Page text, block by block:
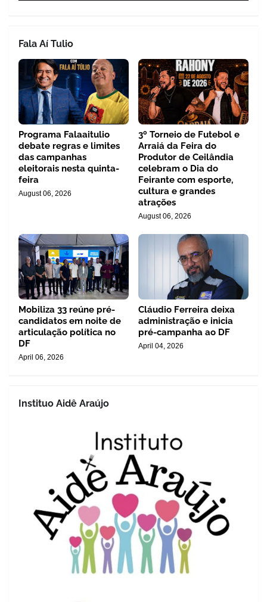
Fala Aí Tulio
Programa Falaaitulio
debate regras e limites
das campanhas
eleitorais nesta quinta-
feira
August 06, 2026
3º Torneio de Futebol e
Arraiá da Feira do
Produtor de Ceilândia
celebram o Dia do
Feirante com esporte,
cultura e grandes
atrações
August 06, 2026
Mobiliza 33 reúne pré-
candidatos em noite de
articulação política no
DF
April 06, 2026
Cláudio Ferreira deixa
administração e inicia
pré-campanha ao DF
April 04, 2026
Instituo Aidê Araújo